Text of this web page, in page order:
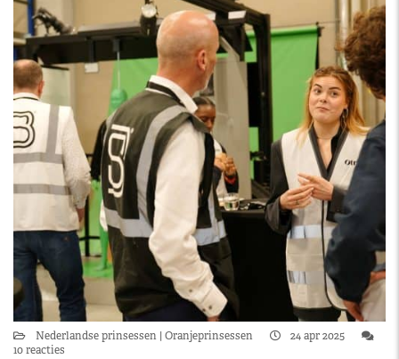
Nederlandse prinsessen Oranjeprinsessen
24 apr 2025
10 reacties